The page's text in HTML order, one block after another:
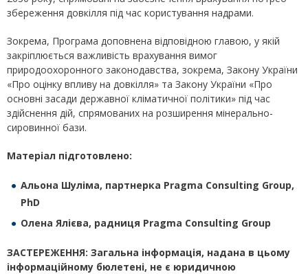
збереження довкілля під час користування надрами.
Зокрема, Програма доповнена відповідною главою, у якій
закріплюється важливість врахування вимог
природоохоронного законодавства, зокрема, Закону України
«Про оцінку впливу на довкілля» та Закону України «Про
основні засади державної кліматичної політики» під час
здійснення дій, спрямованих на розширення мінерально-
сировинної бази.
Матеріал підготовлено:
Альона Шуліма, партнерка Pragma Consulting Group,
PhD
Олена Ялієва, радниця Pragma Consulting Group
ЗАСТЕРЕЖЕННЯ: Загальна інформація, надана в цьому
інформаційному бюлетені, не є юридичною